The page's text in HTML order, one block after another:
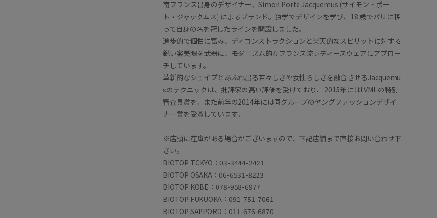
南フランス出身のデザイナー、Simon Porte Jacquemus (サイモン・ポー
ト・ジャックムス) によるブランド。独学でデザインを学び、18 歳でパリに移
って自身の名を冠したラインを開設しました。
進歩的で個性に富み、ディコンストラクションと楽天的なスピリットに対する
鋭い審美眼を武器に、モダニズム的なフランス流レディースウェアにアプロー
チしています。
革新的なシェイプとあふれ出る若々しさや女性らしさを融合させるJacquemu
sのテクニックは、批評家の高い評価を受けており、 2015年にはLVMHの特別
審査員賞を、また前年の2014年には同グループのヤングファッションデザイ
ナー賞を受賞しています。
※店頭に在庫がある場合がございますので、下記店舗まで直接お問い合わせ下
さい。
BIOTOP TOKYO：03-3444-2421
BIOTOP OSAKA：06-6531-8223
BIOTOP KOBE：078-958-6977
BIOTOP FUKUOKA：092-751-7061
BIOTOP SAPPORO：011-676-6870